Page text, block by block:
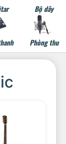
Bộ dây
Phòng thu